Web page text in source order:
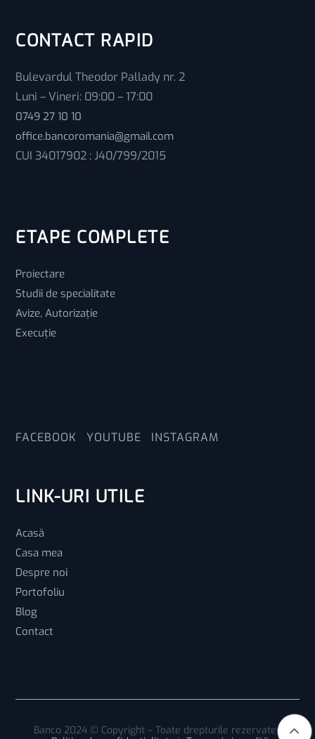
CONTACT RAPID
Bulevardul Theodor Pallady nr. 2
Luni – Vineri: 09:00 – 17:00
0749 27 10 10
office.bancoromania@gmail.com
CUI 34017902 ; J40/799/2015
ETAPE COMPLETE
Proiectare
Studii de specialitate
Avize, Autorizație
Execuție
FACEBOOK YOUTUBE INSTAGRAM
LINK-URI UTILE
Acasă
Casa mea
Despre noi
Portofoliu
Blog
Contact
Banco 2024 © Copyright – Toate drepturile rezervate |